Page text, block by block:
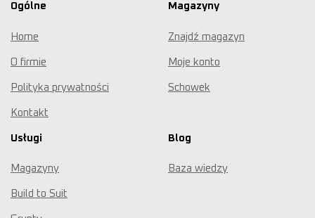
Ogólne
Home
O firmie
Polityka prywatności
Kontakt
Magazyny
Znajdź magazyn
Moje konto
Schowek
Usługi
Magazyny
Build to Suit
Blog
Baza wiedzy